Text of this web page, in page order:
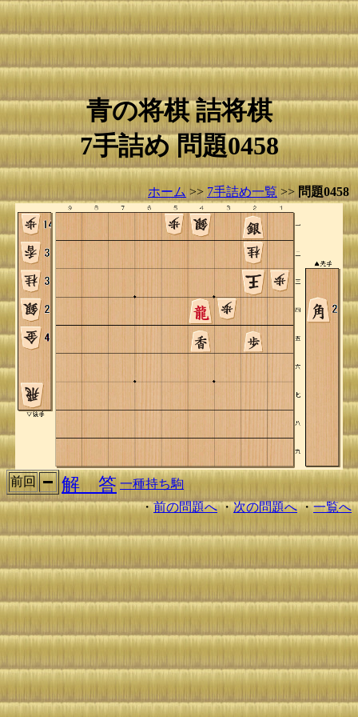
青の将棋 詰将棋
7手詰め 問題0458
ホーム >> 7手詰め一覧 >> 問題0458
前回 解 答 一種持ち駒
・前の問題へ・次の問題へ・一覧へ